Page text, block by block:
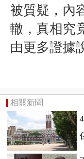
被質疑，內
轍，真相究
由更多證據
相關新聞